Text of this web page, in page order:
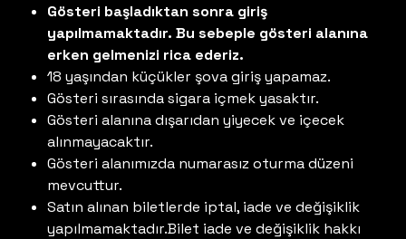
Gösteri başladıktan sonra giriş
yapılmamaktadır. Bu sebeple gösteri alanına
erken gelmenizi rica ederiz.
18 yaşından küçükler şova giriş yapamaz.
Gösteri sırasında sigara içmek yasaktır.
Gösteri alanına dışarıdan yiyecek ve içecek
alınmayacaktır.
Gösteri alanımızda numarasız oturma düzeni
mevcuttur.
Satın alınan biletlerde iptal, iade ve değişiklik
yapılmamaktadır.Bilet iade ve değişiklik hakkı